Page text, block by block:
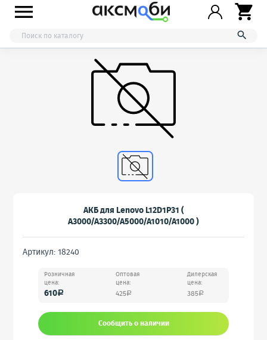



АКБ для Lenovo L12D1P31 (
A3000/A3300/A5000/A1010/A1000 )
Артикул: 18240
Розничная
цена:
610a
Оптовая
цена:
425a
Дилерская
цена:
385a
Сообщить o наличии